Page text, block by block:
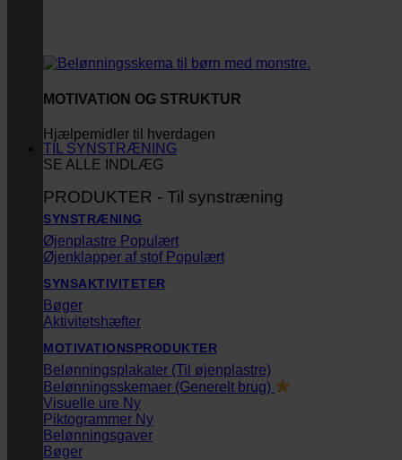
MOTIVATION OG STRUKTUR
Hjælpemidler til hverdagen
SE ALLE INDLÆG
TIL SYNSTRÆNING
PRODUKTER - Til synstræning
SYNSTRÆNING
Øjenplastre
Øjenklapper af stof
SYNSAKTIVITETER
Bøger
Aktivitetshæfter
MOTIVATIONSPRODUKTER
Belønningsplakater (Til øjenplastre)
Belønningsskemaer (Generelt brug)
Visuelle ure
Piktogrammer
Belønningsgaver
Bøger